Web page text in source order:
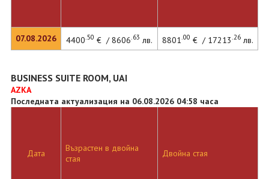
07.08.2026 4400.50 € / 8606.63 лв. 8801.00 € / 17213.26лв.
BUSINESS SUITE ROOM, UAI
AZKA
Последната актуализация на 06.08.2026 04:58 часа
Дата
Възрастен в двойна
стая
Двойна стая